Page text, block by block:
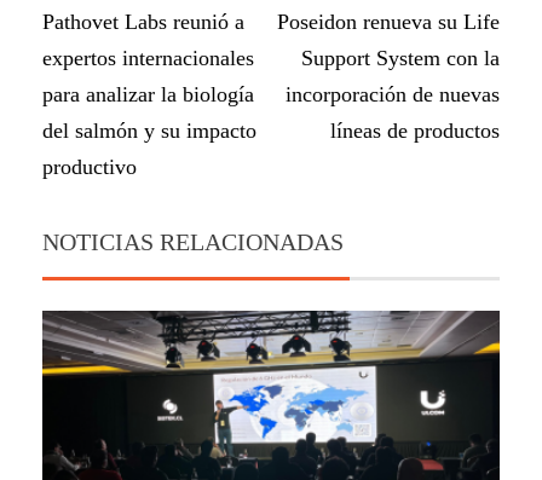
Pathovet Labs reunió a
expertos internacionales
para analizar la biología
del salmón y su impacto
productivo
Poseidon renueva su Life
Support System con la
incorporación de nuevas
líneas de productos
NOTICIAS RELACIONADAS